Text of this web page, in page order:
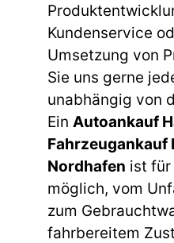
Kundenservice
Umsetzung von
Sie uns gerne
unabhängig von
Ein Autoankauf
Fahrzeugankauf
Nordhafen ist für
möglich, vom
zum
fahrbereitem